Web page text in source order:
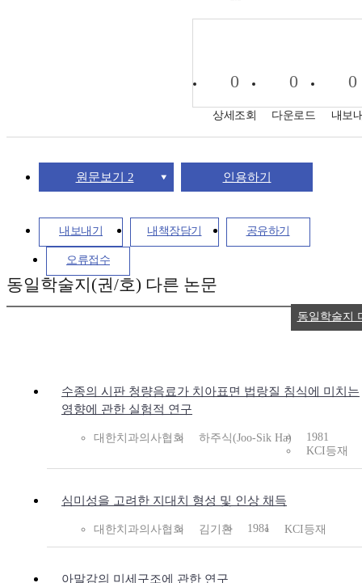
0
상세조회
0
다운로드
0
내보
원문보기 2 인용하기
내보내기 내책장담기 공유하기
오류접수
동일학술지(권/호) 다른 논문
수종의 시판 청량음료가 치아표면 법랑질 침식에 미치는
영향에 관한 실험적 연구
대한치과의사협회 하주식(Joo-Sik Ha)
1981
KCI등재
심미성을 고려한 지대치 형성 및 인상 채득
대한치과의사협회 김기환 1981 KCI등재
아말감의 미세구조에 관한 연구
동일학술지